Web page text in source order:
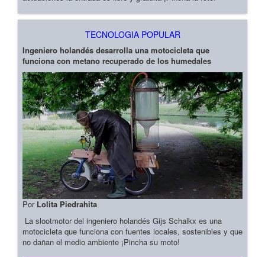
TECNOLOGIA POPULAR
Ingeniero holandés desarrolla una motocicleta que
funciona con metano recuperado de los humedales
Por Lolita Piedrahita
La slootmotor del ingeniero holandés Gijs Schalkx es una
motocicleta que funciona con fuentes locales, sostenibles y que
no dañan el medio ambiente ¡Pincha su moto!